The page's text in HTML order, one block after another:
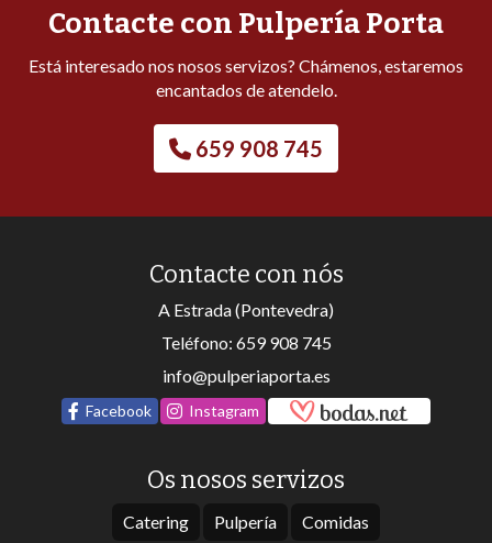
Contacte con Pulpería Porta
Está interesado nos nosos servizos? Chámenos, estaremos
encantados de atendelo.
659 908 745
Os nosos servizos
Catering Pulpería Comidas
Contacte con nós
A Estrada (Pontevedra)
Teléfono: 659 908 745
info@pulperiaporta.es
Facebook Instagram